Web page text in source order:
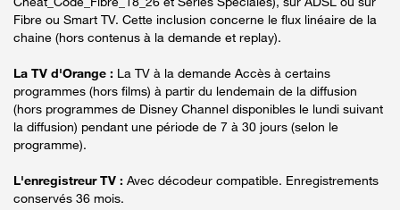
Fibre ou Smart TV. Cette inclusion concerne le flux linéaire de la
chaine (hors contenus à la demande et replay).
La TV d'Orange : La TV à la demande Accès à certains
programmes (hors films) à partir du lendemain de la diffusion
(hors programmes de Disney Channel disponibles le lundi suivant
la diffusion) pendant une période de 7 à 30 jours (selon le
programme).
L'enregistreur TV : Avec décodeur compatible. Enregistrements
conservés 36 mois.